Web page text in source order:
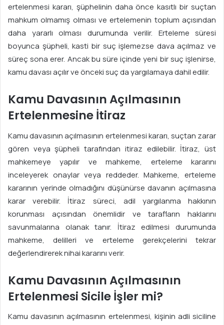
ertelenmesi kararı, şüphelinin daha önce kasıtlı bir suçtan
mahkum olmamış olması ve ertelemenin toplum açısından
daha yararlı olması durumunda verilir. Erteleme süresi
boyunca şüpheli, kasti bir suç işlemezse dava açılmaz ve
süreç sona erer. Ancak bu süre içinde yeni bir suç işlenirse,
kamu davası açılır ve önceki suç da yargılamaya dahil edilir.
Kamu Davasının Açılmasının
Ertelenmesine İtiraz
Kamu davasının açılmasının ertelenmesi kararı, suçtan zarar
gören veya şüpheli tarafından itiraz edilebilir. İtiraz, üst
mahkemeye yapılır ve mahkeme, erteleme kararını
inceleyerek onaylar veya reddeder. Mahkeme, erteleme
kararının yerinde olmadığını düşünürse davanın açılmasına
karar verebilir. İtiraz süreci, adil yargılanma hakkının
korunması açısından önemlidir ve tarafların haklarını
savunmalarına olanak tanır. İtiraz edilmesi durumunda
mahkeme, delilleri ve erteleme gerekçelerini tekrar
değerlendirerek nihai kararını verir.
Kamu Davasının Açılmasının
Ertelenmesi Sicile İşler mi?
Kamu davasının açılmasının ertelenmesi, kişinin adli siciline